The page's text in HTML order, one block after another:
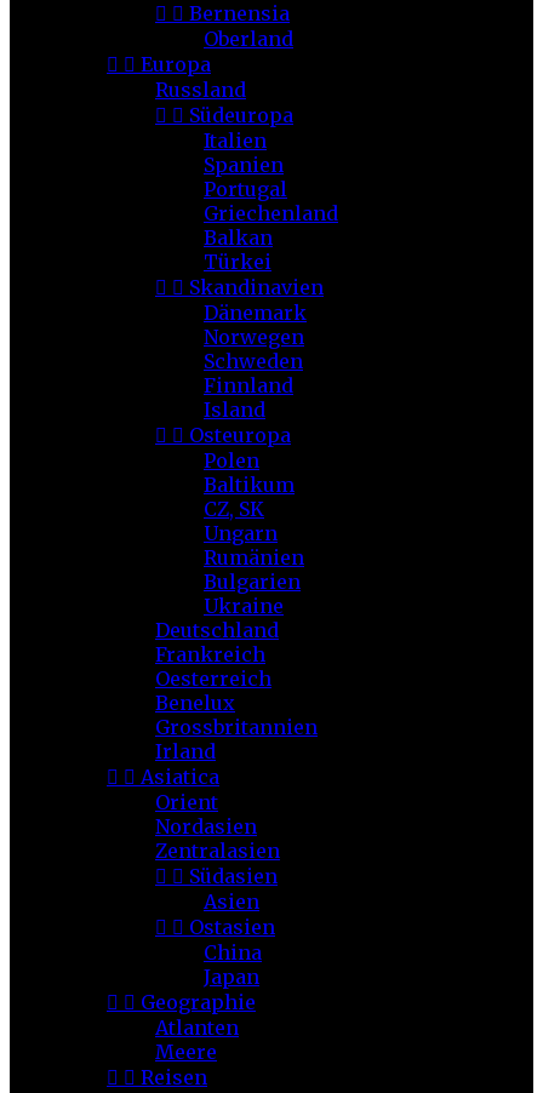
  Bernensia
Oberland
  Europa
Russland
  Südeuropa
Italien
Spanien
Portugal
Griechenland
Balkan
Türkei
  Skandinavien
Dänemark
Norwegen
Schweden
Finnland
Island
  Osteuropa
Polen
Baltikum
CZ, SK
Ungarn
Rumänien
Bulgarien
Ukraine
Deutschland
Frankreich
Oesterreich
Benelux
Grossbritannien
Irland
  Asiatica
Orient
Nordasien
Zentralasien
  Südasien
Asien
  Ostasien
China
Japan
  Geographie
Atlanten
Meere
  Reisen